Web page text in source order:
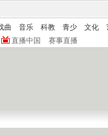
曲 音乐 科教 青少 文化
直播中国 赛事直播